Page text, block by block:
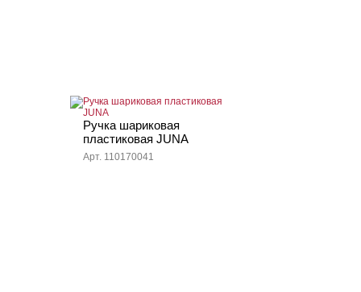
Ручка шариковая
пластиковая JUNA
Арт. 110170041